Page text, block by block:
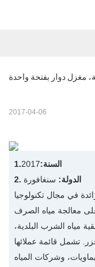
مغزل دوار بفتحة واحدة
2017-04-06
1.السنة:2017
2. الدولة: سنغافورة
في مجال تكنولوجيا
على معالجة مياه الصرف
مياه الشرب البلدية،
تشمل قائمة عملائها
وشركات المياه